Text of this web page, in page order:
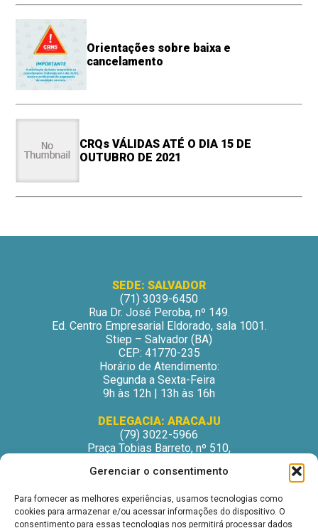
Gerenciar o consentimento
Para fornecer as melhores experiências, usamos tecnologias como
cookies para armazenar e/ou acessar informações do dispositivo. O
consentimento para essas tecnologias nos permitirá processar dados
Orientações sobre baixa e
cancelamento
CRQs VÁLIDAS ATÉ O DIA 15 DE
OUTUBRO DE 2021
SEDE: SALVADOR
(71) 3039-6450
Rua Dr. José Peroba, nº 149.
Ed. Centro Empresarial Eldorado, sala 1001.
Stiep – Salvador (BA)
CEP: 41770-235
Horário de Atendimento:
Segunda a Sexta-Feira
9h às 12h | 13h às 16h
DELEGACIA: ARACAJU
(79) 3022-5966
Praça Tobias Barreto, nº 510,
São José – Aracaju/SE
Horário de Atendimento:
Segunda a Sexta-Feira